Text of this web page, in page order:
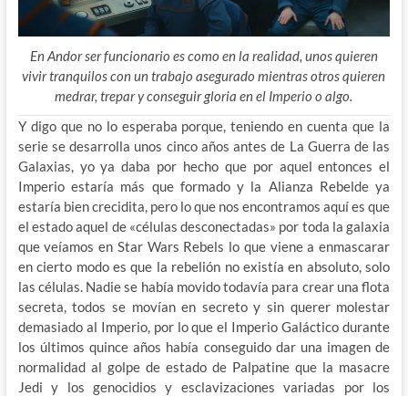
En Andor ser funcionario es como en la realidad, unos quieren
vivir tranquilos con un trabajo asegurado mientras otros quieren
medrar, trepar y conseguir gloria en el Imperio o algo.
Y digo que no lo esperaba porque, teniendo en cuenta que la
serie se desarrolla unos cinco años antes de La Guerra de las
Galaxias, yo ya daba por hecho que por aquel entonces el
Imperio estaría más que formado y la Alianza Rebelde ya
estaría bien crecidita, pero lo que nos encontramos aquí es que
el estado aquel de «células desconectadas» por toda la galaxia
que veíamos en Star Wars Rebels lo que viene a enmascarar
en cierto modo es que la rebelión no existía en absoluto, solo
las células. Nadie se había movido todavía para crear una flota
secreta, todos se movían en secreto y sin querer molestar
demasiado al Imperio, por lo que el Imperio Galáctico durante
los últimos quince años había conseguido dar una imagen de
normalidad al golpe de estado de Palpatine que la masacre
Jedi y los genocidios y esclavizaciones variadas por los